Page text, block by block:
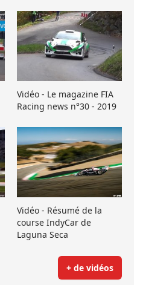
Vidéo - Le magazine FIA
Racing news n°30 - 2019
Vidéo - Résumé de la
course IndyCar de
Laguna Seca
+ de vidéos